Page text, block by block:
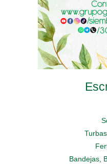
producto
Bandejas,